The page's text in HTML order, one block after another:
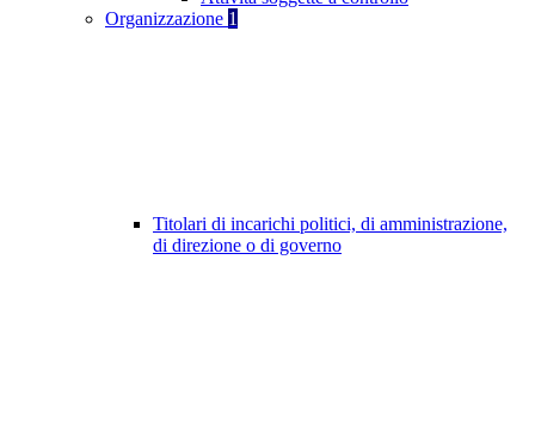
Organizzazione 1
Titolari di incarichi politici, di amministrazione,
di direzione o di governo